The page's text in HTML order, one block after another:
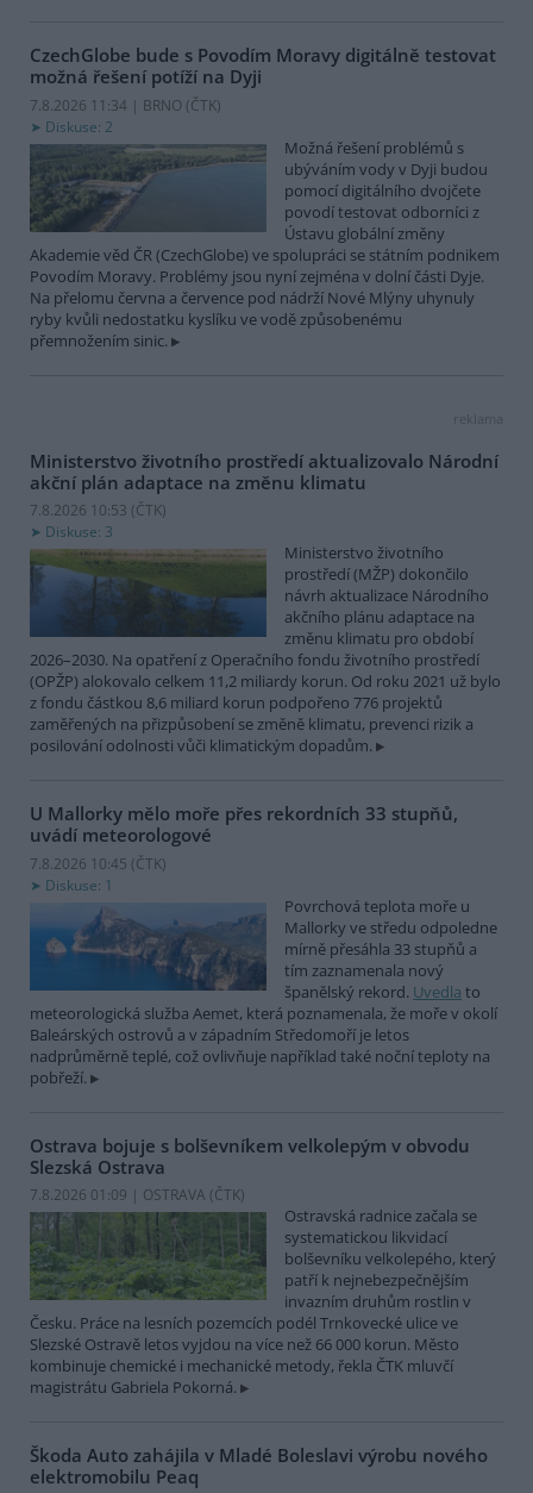
CzechGlobe bude s Povodím Moravy digitálně testovat
možná řešení potíží na Dyji
7.8.2026 11:34 | BRNO (ČTK)
Diskuse: 2
Možná řešení problémů s
ubýváním vody v Dyji budou
pomocí digitálního dvojčete
povodí testovat odborníci z
Ústavu globální změny
Akademie věd ČR (CzechGlobe) ve spolupráci se státním podnikem
Povodím Moravy. Problémy jsou nyní zejména v dolní části Dyje.
Na přelomu června a července pod nádrží Nové Mlýny uhynuly
ryby kvůli nedostatku kyslíku ve vodě způsobenému
přemnožením sinic.
reklama
Ministerstvo životního prostředí aktualizovalo Národní
akční plán adaptace na změnu klimatu
7.8.2026 10:53 (ČTK)
Diskuse: 3
Ministerstvo životního
prostředí (MŽP) dokončilo
návrh aktualizace Národního
akčního plánu adaptace na
změnu klimatu pro období
2026–2030. Na opatření z Operačního fondu životního prostředí
(OPŽP) alokovalo celkem 11,2 miliardy korun. Od roku 2021 už bylo
z fondu částkou 8,6 miliard korun podpořeno 776 projektů
zaměřených na přizpůsobení se změně klimatu, prevenci rizik a
posilování odolnosti vůči klimatickým dopadům.
U Mallorky mělo moře přes rekordních 33 stupňů,
uvádí meteorologové
7.8.2026 10:45 (ČTK)
Diskuse: 1
Povrchová teplota moře u
Mallorky ve středu odpoledne
mírně přesáhla 33 stupňů a
tím zaznamenala nový
španělský rekord. Uvedla to
meteorologická služba Aemet, která poznamenala, že moře v okolí
Baleárských ostrovů a v západním Středomoří je letos
nadprůměrně teplé, což ovlivňuje například také noční teploty na
pobřeží.
Ostrava bojuje s bolševníkem velkolepým v obvodu
Slezská Ostrava
7.8.2026 01:09 | OSTRAVA (ČTK)
Ostravská radnice začala se
systematickou likvidací
bolševníku velkolepého, který
patří k nejnebezpečnějším
invazním druhům rostlin v
Česku. Práce na lesních pozemcích podél Trnkovecké ulice ve
Slezské Ostravě letos vyjdou na více než 66 000 korun. Město
kombinuje chemické i mechanické metody, řekla ČTK mluvčí
magistrátu Gabriela Pokorná.
Škoda Auto zahájila v Mladé Boleslavi výrobu nového
elektromobilu Peaq